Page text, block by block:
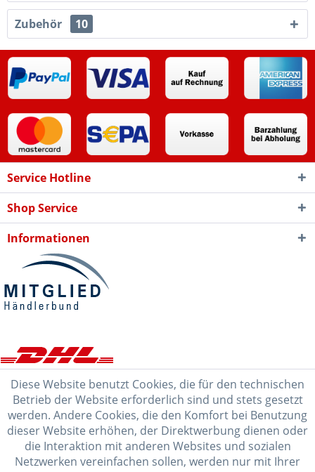
Zubehör 10
Service Hotline
Shop Service
Informationen
Diese Website benutzt Cookies, die für den technischen
Betrieb der Website erforderlich sind und stets gesetzt
werden. Andere Cookies, die den Komfort bei Benutzung
dieser Website erhöhen, der Direktwerbung dienen oder
die Interaktion mit anderen Websites und sozialen
Netzwerken vereinfachen sollen, werden nur mit Ihrer